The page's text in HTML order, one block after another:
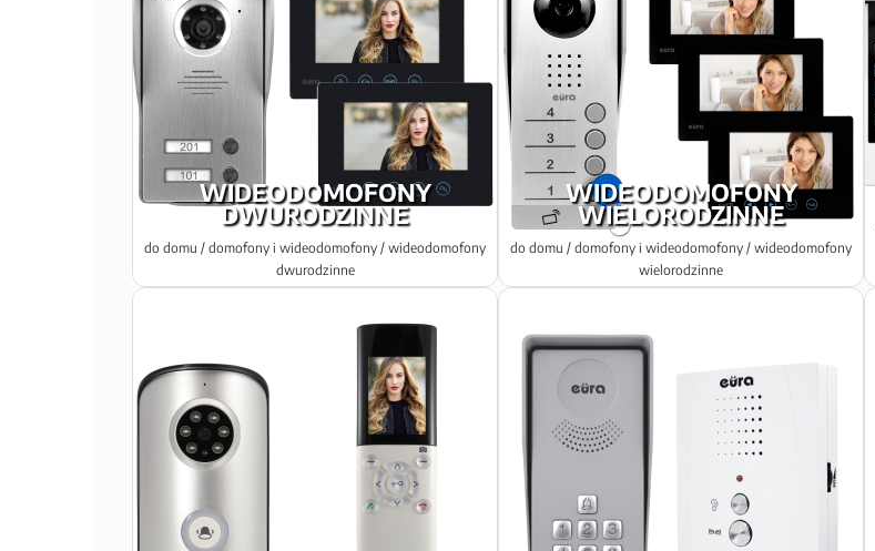
WIDEODOMOFONY
DWURODZINNE
do domu / domofony i wideodomofony / wideodomofony
dwurodzinne
WIDEODOMOFONY
WIELORODZINNE
do domu / domofony i wideodomofony / wideodomofony
wielorodzinne